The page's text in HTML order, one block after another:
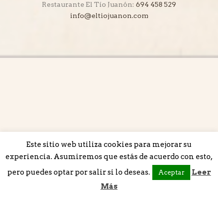
Restaurante El Tío Juanón: 694 458 529
info@eltiojuanon.com
Este sitio web utiliza cookies para mejorar su
experiencia. Asumiremos que estás de acuerdo con esto,
pero puedes optar por salir si lo deseas.
Aceptar
Leer
Más